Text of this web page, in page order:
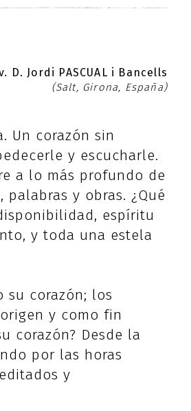
D. Jordi PASCUAL i Bancells
(Salt, Girona, España)
Un corazón sin
y escucharle.
a lo más profundo de
y obras. ¿Qué
espíritu
y toda una estela
su corazón; los
y como fin
corazón? Desde la
por las horas
y